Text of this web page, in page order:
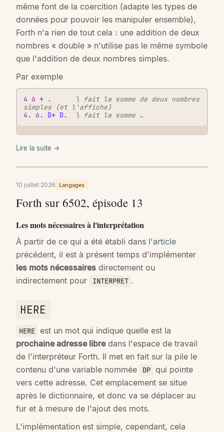
même font de la coercition (adapte les types de
données pour pouvoir les manipuler ensemble),
Forth n'a rien de tout cela : une addition de deux
nombres « double » n'utilise pas le même symbole
que l'addition de deux nombres simples.
Par exemple
4 6 + .
\ fait la somme de deux nombres
simples (et l'affiche)
4 . 6 . D+ D. \ fait la somme …
Lire la suite →
10 juillet 2026 Langages
Forth sur 6502, épisode 13
Les mots nécessaires à l'interprétation
À partir de ce qui a été établi dans l'article
précédent, il est à présent temps d'implémenter
les mots nécessaires directement ou
indirectement pour
INTERPRET .
HERE
HERE est un mot qui indique quelle est la
prochaine adresse libredans l'espace de travail
de l'interpréteur Forth. Il met en fait sur la pile le
contenu d'une variable nommée
DP qui pointe
vers cette adresse. Cet emplacement se situe
après le dictionnaire, et donc va se déplacer au
fur et à mesure de l'ajout des mots.
L'implémentation est simple, cependant, cela